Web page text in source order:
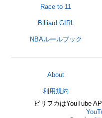
Race to 11
Billiard GIRL
NBAルールブック
About
利用規約
ビリヲカはYouTube